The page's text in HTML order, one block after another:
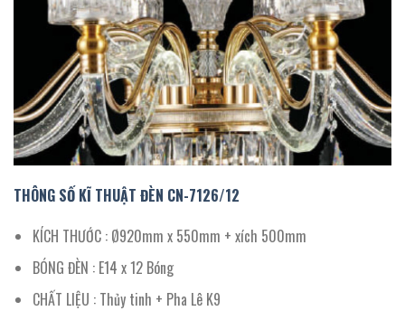
THÔNG SỐ KĨ THUẬT ĐÈN CN-7126/12
KÍCH THƯỚC : Ø920mm x 550mm + xích 500mm
BÓNG ĐÈN : E14 x 12 Bóng
CHẤT LIỆU : Thủy tinh + Pha Lê K9